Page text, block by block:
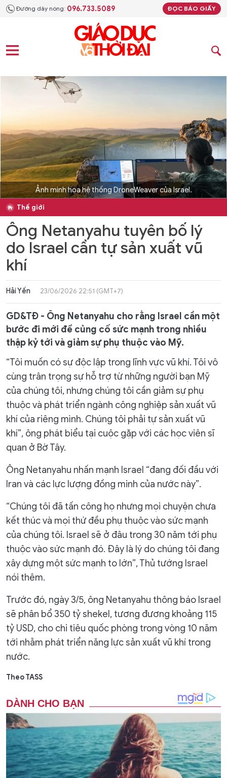
Đường dây nóng: 096.733.5089 ĐỌC BÁO GIẤY
Ảnh minh họa hệ thống DroneWeaver của Israel.
Thế giới
Ông Netanyahu tuyên bố lý
do Israel cần tự sản xuất vũ
khí
Hải Yến 23/06/2026 22:51 (GMT+7)
GD&TĐ - Ông Netanyahu cho rằng Israel cần một
bước đi mới để củng cố sức mạnh trong nhiều
thập kỷ tới và giảm sự phụ thuộc vào Mỹ.
“Tôi muốn có sự độc lập trong lĩnh vực vũ khí. Tôi vô
cùng trân trọng sự hỗ trợ từ những người bạn Mỹ
của chúng tôi, nhưng chúng tôi cần giảm sự phụ
thuộc và phát triển ngành công nghiệp sản xuất vũ
khí của riêng mình. Chúng tôi phải tự sản xuất vũ
khí”, ông phát biểu tại cuộc gặp với các học viên sĩ
quan ở Bờ Tây.
Ông Netanyahu nhấn mạnh Israel “đang đối đầu với
Iran và các lực lượng đồng minh của nước này”.
“Chúng tôi đã tấn công họ nhưng mọi chuyện chưa
kết thúc và mọi thứ đều phụ thuộc vào sức mạnh
của chúng tôi. Israel sẽ ở đâu trong 30 năm tới phụ
thuộc vào sức mạnh đó. Đây là lý do chúng tôi đang
xây dựng một sức mạnh to lớn”, Thủ tướng Israel
nói thêm.
Trước đó, ngày 3/5, ông Netanyahu thông báo Israel
sẽ phân bổ 350 tỷ shekel, tương đương khoảng 115
tỷ USD, cho chi tiêu quốc phòng trong vòng 10 năm
tới nhằm phát triển năng lực sản xuất vũ khí trong
nước.
Theo TASS